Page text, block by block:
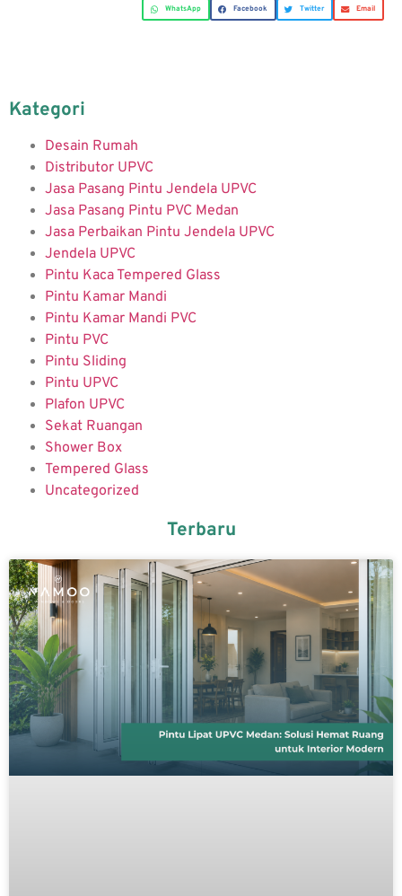
WhatsApp Facebook Twitter Email
Kategori
Desain Rumah
Distributor UPVC
Jasa Pasang Pintu Jendela UPVC
Jasa Pasang Pintu PVC Medan
Jasa Perbaikan Pintu Jendela UPVC
Jendela UPVC
Pintu Kaca Tempered Glass
Pintu Kamar Mandi
Pintu Kamar Mandi PVC
Pintu PVC
Pintu Sliding
Pintu UPVC
Plafon UPVC
Sekat Ruangan
Shower Box
Tempered Glass
Uncategorized
Terbaru